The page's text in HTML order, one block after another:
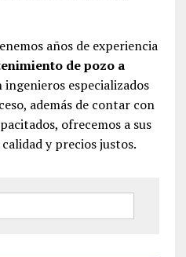
años de experiencia
de pozo a
especializados
además de contar con
ofrecemos a sus
y precios justos.